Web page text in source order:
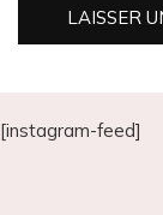
[instagram-feed]